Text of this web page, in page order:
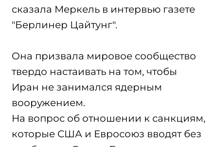
сказала Меркель в интервью газете
"Берлинер Цайтунг".
Она призвала мировое сообщество
твердо настаивать на том, чтобы
Иран не занимался ядерным
вооружением.
На вопрос об отношении к санкциям,
которые США и Евросоюз вводят без